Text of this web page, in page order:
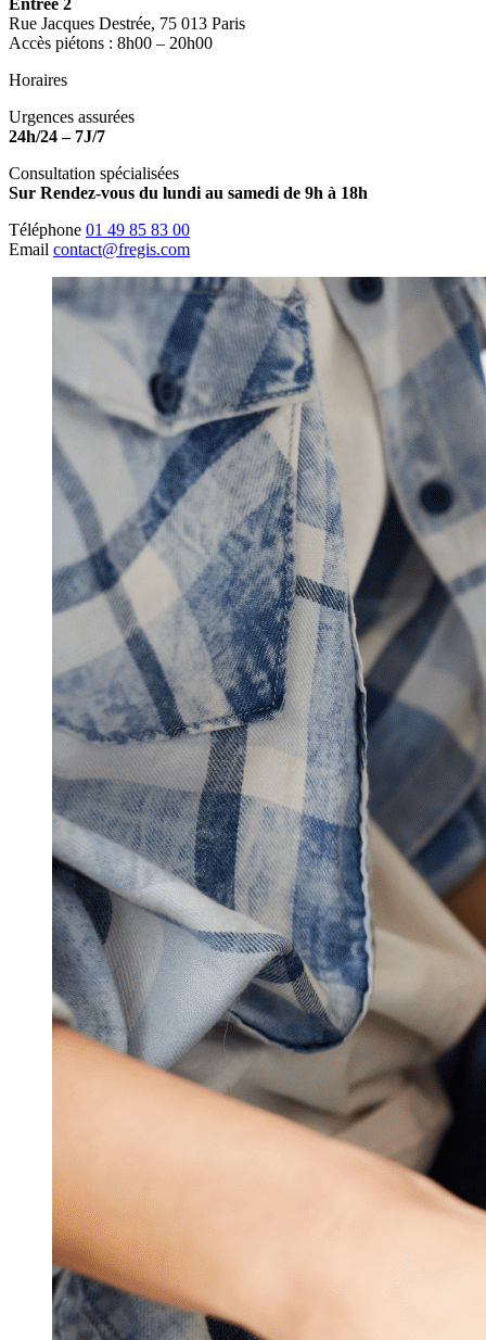
Rue Jacques Destrée, 75 013 Paris
Accès piétons : 8h00 – 20h00
Horaires
Urgences assurées
24h/24 – 7J/7
Consultation spécialisées
Sur Rendez-vous du lundi au samedi de 9h à 18h
Téléphone 01 49 85 83 00
Email contact@fregis.com